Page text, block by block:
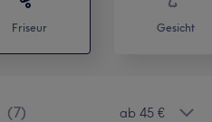
Friseur Gesicht
(7) ab 45 €